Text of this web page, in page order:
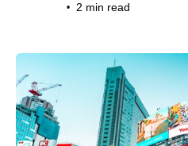
• 2 min read